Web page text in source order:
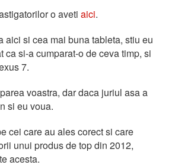
o aveti aici.
aici si cea mai buna tableta, stiu eu
ca si-a cumparat-o de ceva timp, si
7.
voastra, dar daca juriul asa a
si eu voua.
cei care au ales corect si care
unui produs de top din 2012,
acesta.